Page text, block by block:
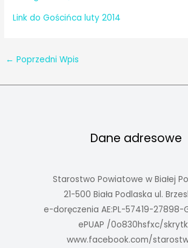
Link do Gościńca luty 2014
← Poprzedni Wpis
Dane adresowe
Starostwo Powiatowe w Białej
21-500 Biała Podlaska ul.
e-doręczenia AE:PL-57419-27898-
ePUAP /0o830hsfxc/
www.facebook.com/